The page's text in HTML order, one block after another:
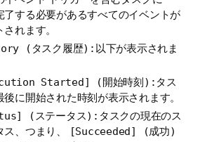
了する必要があるすべてのイベントが
されます。
(タスク履歴): 以下が表示されま
Started] (開始時刻): タス
後に開始された時刻が表示されます。
(ステータス): タスクの現在のス
ス、つまり、
[Succeeded] (成功)